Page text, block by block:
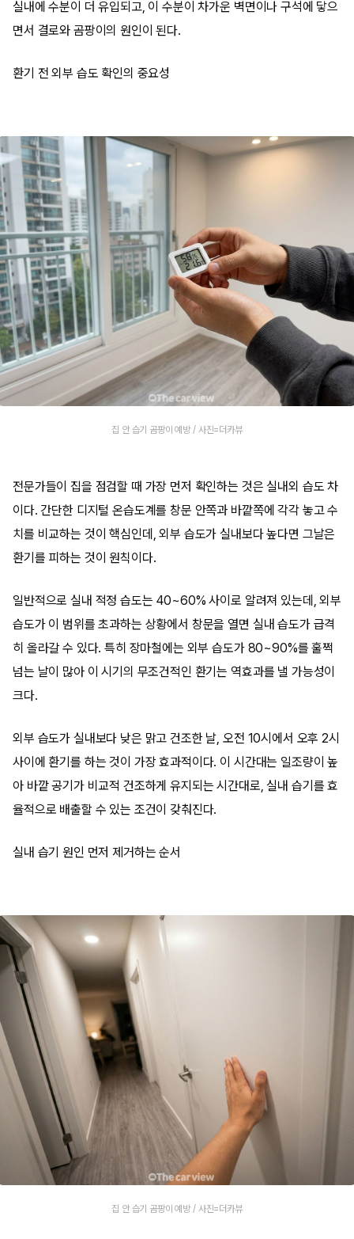
실내에 수분이 더 유입되고, 이 수분이 차가운 벽면이나 구석에 닿으
면서 결로와 곰팡이의 원인이 된다.
환기 전 외부 습도 확인의 중요성
집 안 습기 곰팡이 예방 / 사진=더카뷰
전문가들이 집을 점검할 때 가장 먼저 확인하는 것은 실내외 습도 차
이다. 간단한 디지털 온습도계를 창문 안쪽과 바깥쪽에 각각 놓고 수
치를 비교하는 것이 핵심인데, 외부 습도가 실내보다 높다면 그날은
환기를 피하는 것이 원칙이다.
일반적으로 실내 적정 습도는 40~60% 사이로 알려져 있는데, 외부
습도가 이 범위를 초과하는 상황에서 창문을 열면 실내 습도가 급격
히 올라갈 수 있다. 특히 장마철에는 외부 습도가 80~90%를 훌쩍
넘는 날이 많아 이 시기의 무조건적인 환기는 역효과를 낼 가능성이
크다.
외부 습도가 실내보다 낮은 맑고 건조한 날, 오전 10시에서 오후 2시
사이에 환기를 하는 것이 가장 효과적이다. 이 시간대는 일조량이 높
아 바깥 공기가 비교적 건조하게 유지되는 시간대로, 실내 습기를 효
율적으로 배출할 수 있는 조건이 갖춰진다.
실내 습기 원인 먼저 제거하는 순서
집 안 습기 곰팡이 예방 / 사진=더카뷰